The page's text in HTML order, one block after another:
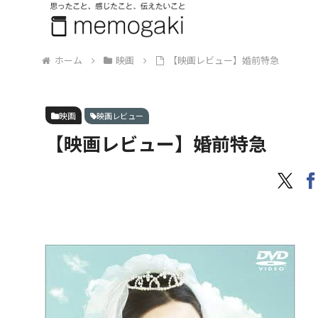
ホーム 映画 【映画レビュー】婚前特急
映画 映画レビュー
【映画レビュー】婚前特急